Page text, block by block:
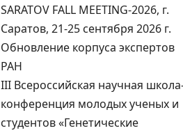
SARATOV FALL MEETING-2026, г.
Саратов, 21-25 сентября 2026 г.
Обновление корпуса экспертов
РАН
III Всероссийская научная
конференция молодых ученых и
студентов «Генетические